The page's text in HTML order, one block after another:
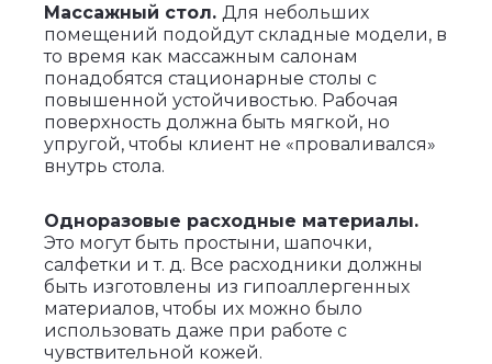
Массажный стол. Для небольших
помещений подойдут складные модели, в
то время как массажным салонам
понадобятся стационарные столы с
повышенной устойчивостью. Рабочая
поверхность должна быть мягкой, но
упругой, чтобы клиент не «проваливался»
внутрь стола.
Одноразовые расходные материалы.
Это могут быть простыни, шапочки,
салфетки и т. д. Все расходники должны
быть изготовлены из гипоаллергенных
материалов, чтобы их можно было
использовать даже при работе с
чувствительной кожей.